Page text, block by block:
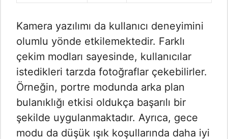
Kamera yazılımı da kullanıcı deneyimini
olumlu yönde etkilemektedir. Farklı
çekim modları sayesinde, kullanıcılar
istedikleri tarzda fotoğraflar çekebilirler.
Örneğin, portre modunda arka plan
bulanıklığı etkisi oldukça başarılı bir
şekilde uygulanmaktadır. Ayrıca, gece
modu da düşük ışık koşullarında daha iyi